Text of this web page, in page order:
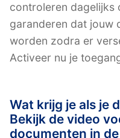
controleren dagelijks
garanderen dat jouw
worden zodra er
Activeer nu je
Wat krijg je als je
Bekijk de video
documenten in